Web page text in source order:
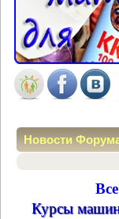
Новости
Курсы